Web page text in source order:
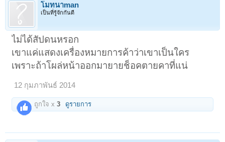
โมทนาman
เป็นที่รู้จักกันดี
ไม่ได้สัปดนหรอก
เขาแค่แสดงเครื่องหมายการค้าว่าเขาเป็นใคร
เพราะถ้าโผล่หน้าออกมายายช็อคตายคาที่แน่
12 กุมภาพันธ์ 2014
ถูกใจ x3 ดูรายการ